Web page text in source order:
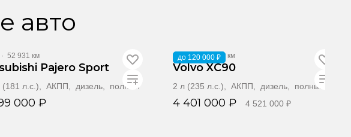
авто
· 52 931 км
Pajero Sport
(181 л.с.), АКПП, дизель, полный
000 ₽
до 120 000 ₽
2019 ·114 993 км
Volvo XC90
2 л (235 л.с.), АКПП, дизель, полный
4 401 000 ₽ 4 521 000 ₽